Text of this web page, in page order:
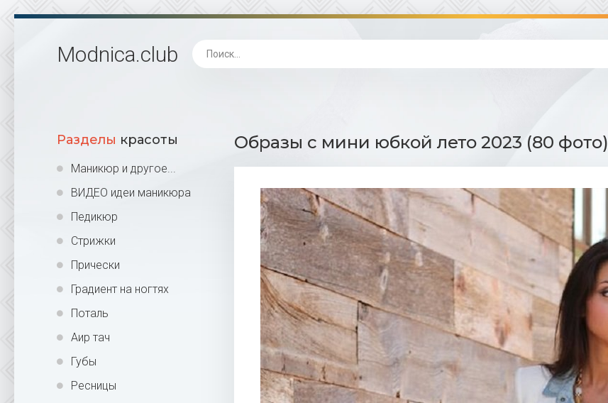
Modnica.club
Разделы красоты
Маникюр и другое...
ВИДЕО идеи маникюра
Педикюр
Стрижки
Прически
Градиент на ногтях
Поталь
Аир тач
Губы
Ресницы
Образы с мини юбкой лето 2023 (80 фото)